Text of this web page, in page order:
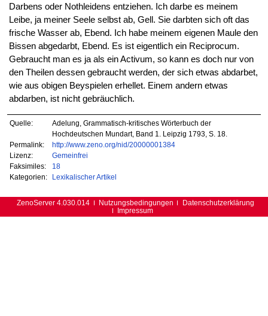
Darbens oder Nothleidens entziehen. Ich darbe es meinem
Leibe, ja meiner Seele selbst ab, Gell. Sie darbten sich oft das
frische Wasser ab, Ebend. Ich habe meinem eigenen Maule den
Bissen abgedarbt, Ebend. Es ist eigentlich ein Reciprocum.
Gebraucht man es ja als ein Activum, so kann es doch nur von
den Theilen dessen gebraucht werden, der sich etwas abdarbet,
wie aus obigen Beyspielen erhellet. Einem andern etwas
abdarben, ist nicht gebräuchlich.
Quelle:
Adelung, Grammatisch-kritisches Wörterbuch der
Hochdeutschen Mundart, Band 1. Leipzig 1793, S. 18.
Permalink:
http://www.zeno.org/nid/20000001384
Lizenz:
Gemeinfrei
Faksimiles:
18
Kategorien:
Lexikalischer Artikel
ZenoServer 4.030.014 Nutzungsbedingungen
Datenschutzerklärung
Impressum